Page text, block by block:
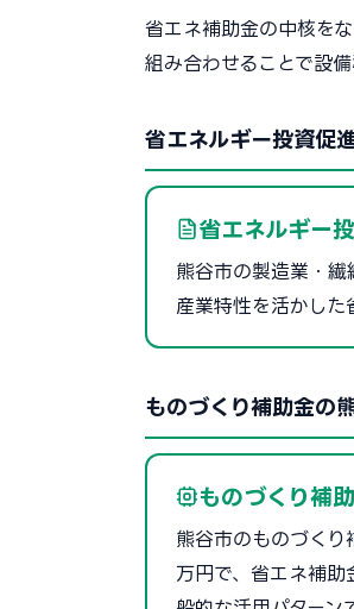
省エネ補助金の中核を
組み合わせることで設
省エネルギー投資促
省エネルギー
熊谷市の製造業・繊
産業特性を活かした
ものづくり補助金の
ものづくり補
熊谷市のものづく
万円で、省エネ補